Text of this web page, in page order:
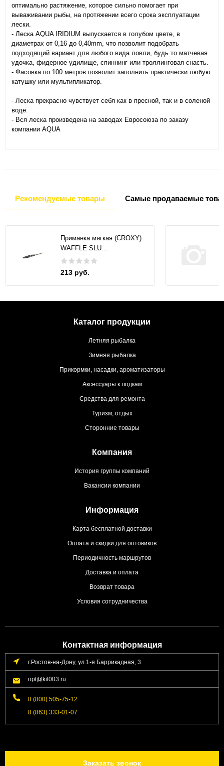
оптимально растяжение, которое сильно помогает при
вываживании рыбы, на протяжении всего срока эксплуатации
лески.
- Леска AQUA IRIDIUM выпускается в голубом цвете, в
диаметрах от 0,16 до 0,40mm, что позволит подобрать
подходящий вариант для любого вида ловли, будь то матчевая
удочка, фидерное удилище, спиннинг или троллинговая снасть.
- Фасовка по 100 метров позволит заполнить практически любую
катушку или мультипликатор.
- Леска прекрасно чувствует себя как в пресной, так и в соленой
воде.
- Вся леска произведена на заводах Евросоюза по заказу
компании AQUA
Рекомендуемые товары Самые продаваемые
Приманка мягкая (CROXY)
WAFFLE SLU...
213 руб.
Каталог продукции
Летняя рыбалка
Зимняя рыбалка
Прикормки, насадки, ароматизаторы
Аксессуары к лодкам
Средства для ремонта
Туризм, отдых
Сторонние товары
Компания
История группы компаний
Вакансии компании
Информация
Карта бесплатной доставки
Оплата и скидки для оптовиков
Периодичность маршрутов
Доставка и оплата
Возврат товара
Условия сотрудничества
Контактная информация
г.Ростов-на-Дону, ул.1-я Баррикадная, 3
opt@kit003.ru
8 (800) 505-75-12
8 (863) 333-01-07
Заказать звонок